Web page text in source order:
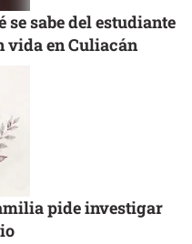
sabe del estudiante
vida en Culiacán
pide investigar